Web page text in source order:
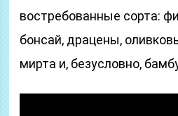
востребованные сорта:
бонсай, драцены,
мирта и, безусловно,